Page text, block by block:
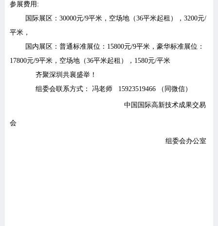
参展费用:
国际展区：30000元/9平米，空场地（36平米起租），3200元/
平米，
国内展区：普通标准展位：15800元/9平米， 豪华标准展位：
17800元/9平米，空场地（36平米起租），1580元/平米
齐聚深圳共襄盛举！
组委会联系方式： 冯老师 15923519466 （同微信）
中国国际高新技术成果交易
会
组委会办公室